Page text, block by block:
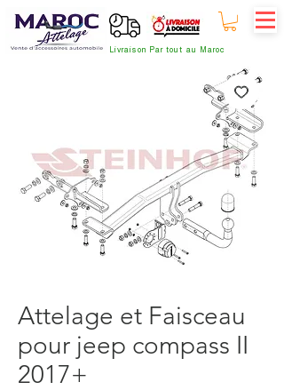
Livraison Par tout au Maroc
Attelage et Faisceau
pour jeep compass II
2017+